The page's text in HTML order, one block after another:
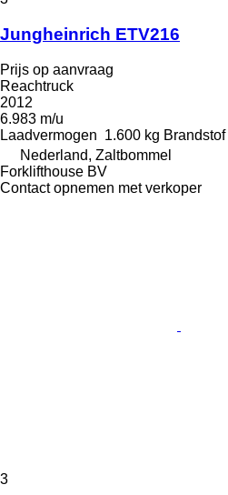
Jungheinrich ETV216
Prijs op aanvraag
Reachtruck
2012
6.983 m/u
Laadvermogen 1.600 kg Brandstof
Nederland, Zaltbommel
Forklifthouse BV
Contact opnemen met verkoper
3